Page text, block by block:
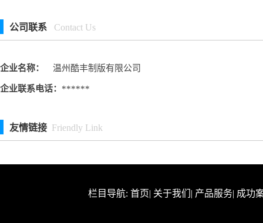
公司联系 Contact Us
企业名称： 温州酷丰制版有限公司
企业联系电话： ******
友情链接 Friendly Link
栏目导航: 首页| 关于我们 | 产品服务| 成功